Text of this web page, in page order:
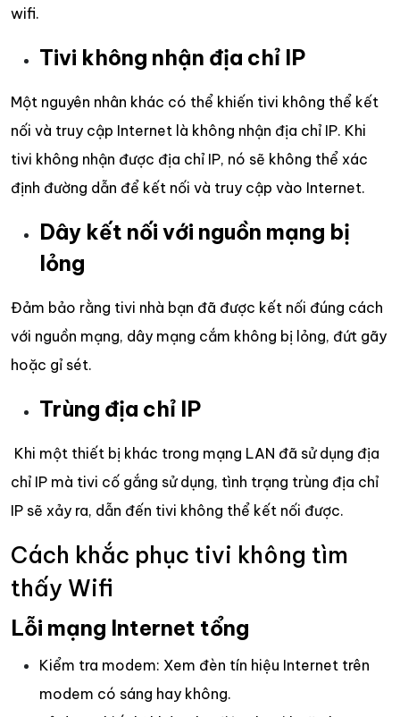
wifi.
Tivi không nhận địa chỉ IP
Một nguyên nhân khác có thể khiến tivi không thể kết
nối và truy cập Internet là không nhận địa chỉ IP. Khi
tivi không nhận được địa chỉ IP, nó sẽ không thể xác
định đường dẫn để kết nối và truy cập vào Internet.
Dây kết nối với nguồn mạng bị
lỏng
Đảm bảo rằng tivi nhà bạn đã được kết nối đúng cách
với nguồn mạng, dây mạng cắm không bị lỏng, đứt gãy
hoặc gỉ sét.
Trùng địa chỉ IP
Khi một thiết bị khác trong mạng LAN đã sử dụng địa
chỉ IP mà tivi cố gắng sử dụng, tình trạng trùng địa chỉ
IP sẽ xảy ra, dẫn đến tivi không thể kết nối được.
Cách khắc phục tivi không tìm
thấy Wifi
Lỗi mạng Internet tổng
Kiểm tra modem: Xem đèn tín hiệu Internet trên
modem có sáng hay không.